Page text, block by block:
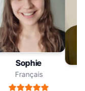
Sophie
Français